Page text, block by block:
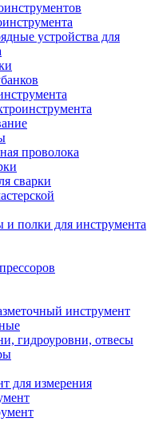
устройства для
проволока
сварки
полки для инструмента
инструмент
гидроуровни, отвесы
для измерения